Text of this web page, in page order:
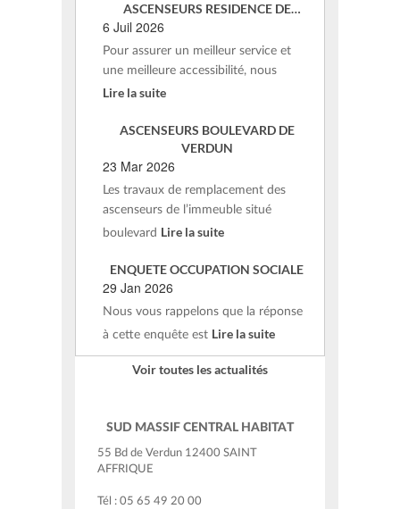
ASCENSEURS RESIDENCE DE
VERDUN – ST AFFRIQUE
6 Juil 2026
Pour assurer un meilleur service et
une meilleure accessibilité, nous
Lire la suite
ASCENSEURS BOULEVARD DE
VERDUN
23 Mar 2026
Les travaux de remplacement des
ascenseurs de l’immeuble situé
boulevard Lire la suite
ENQUETE OCCUPATION SOCIALE
29 Jan 2026
Nous vous rappelons que la réponse
à cette enquête est Lire la suite
Voir toutes les actualités
SUD MASSIF CENTRAL HABITAT
55 Bd de Verdun 12400 SAINT
AFFRIQUE
Tél : 05 65 49 20 00